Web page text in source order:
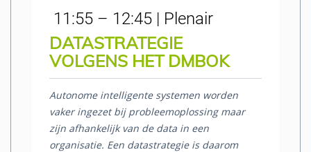
11:55 – 12:45 | Plenair
DATASTRATEGIE
VOLGENS HET DMBOK
Autonome intelligente systemen worden
vaker ingezet bij probleemoplossing maar
zijn afhankelijk van de data in een
organisatie. Een datastrategie is daarom